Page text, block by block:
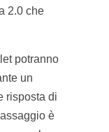
2.0 che
potranno
un
risposta di
è